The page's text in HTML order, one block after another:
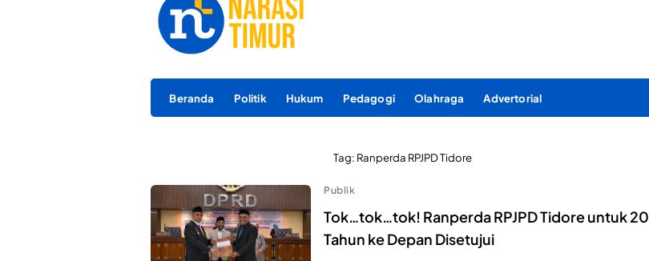
Beranda Politik Hukum Pedagogi Olahraga Advertorial
Tag: Ranperda RPJPD Tidore
Publik
Tok…tok…tok! Ranperda RPJPD Tidore untuk 20
Tahun ke Depan Disetujui